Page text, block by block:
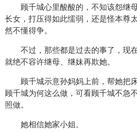
顾千城心里酸酸的，不知该怨继
长女，打压得如此懦弱，还是怪本尊
然不懂得争。
不过，那些都是过去的事了，现
就绝不容许继母、继妹再欺她。
顾千城示意孙妈妈上前，帮她把
顾千城为何这么做，可看顾千城不急
照做。
她相信她家小姐。